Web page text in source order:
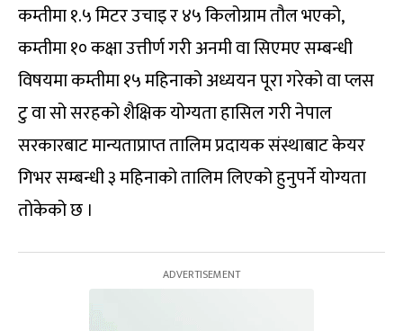
कम्तीमा १.५ मिटर उचाइ र ४५ किलोग्राम तौल भएको,
कम्तीमा १० कक्षा उत्तीर्ण गरी अनमी वा सिएमए सम्बन्धी
विषयमा कम्तीमा १५ महिनाको अध्ययन पूरा गरेको वा प्लस
टु वा सो सरहको शैक्षिक योग्यता हासिल गरी नेपाल
सरकारबाट मान्यताप्राप्त तालिम प्रदायक संस्थाबाट केयर
गिभर सम्बन्धी ३ महिनाको तालिम लिएको हुनुपर्ने योग्यता
तोकेको छ ।